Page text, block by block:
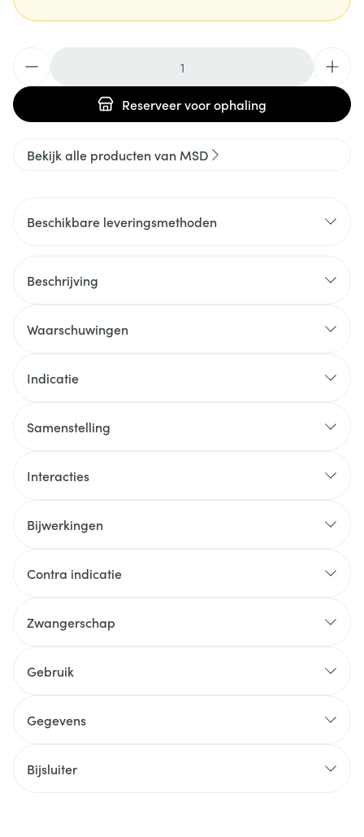
Reserveervoor ophaling
Bekijk alle producten van MSD
Beschikbare leveringsmethoden
Beschrijving
Waarschuwingen
Indicatie
Samenstelling
Interacties
Bijwerkingen
Contra indicatie
Zwangerschap
Gebruik
Gegevens
Bijsluiter